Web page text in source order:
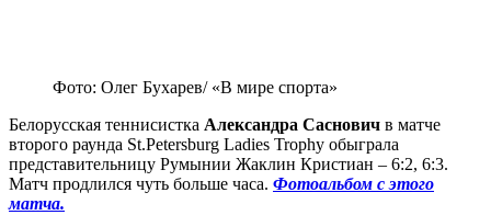
Фото: Олег Бухарев/ «В мире спорта»
Белорусская теннисистка Александра Саснович в матче
второго раунда St.Petersburg Ladies Trophy обыграла
представительницу Румынии Жаклин Кристиан – 6:2, 6:3.
Матч продлился чуть больше часа. Фотоальбом с этого
матча.